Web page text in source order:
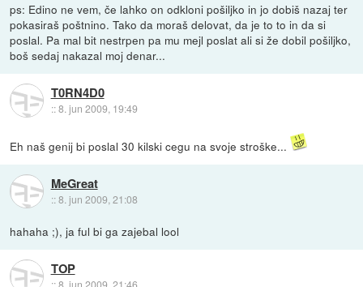
ps: Edino ne vem, če lahko on odkloni pošiljko in jo dobiš nazaj ter
pokasiraš poštnino. Tako da moraš delovat, da je to to in da si
poslal. Pa mal bit nestrpen pa mu mejl poslat ali si že dobil pošiljko,
boš sedaj nakazal moj denar...
T0RN4D0
::8. jun 2009, 19:49
Eh naš genij bi poslal 30 kilski cegu na svoje stroške...
MeGreat
::8. jun 2009, 21:08
hahaha ;), ja ful bi ga zajebal lool
TOP
::8. jun 2009, 21:46